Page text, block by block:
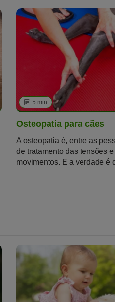
5 min
Osteopatia para cães
A osteopatia é, entre as
de tratamento das tensões
movimentos. E a verdade é